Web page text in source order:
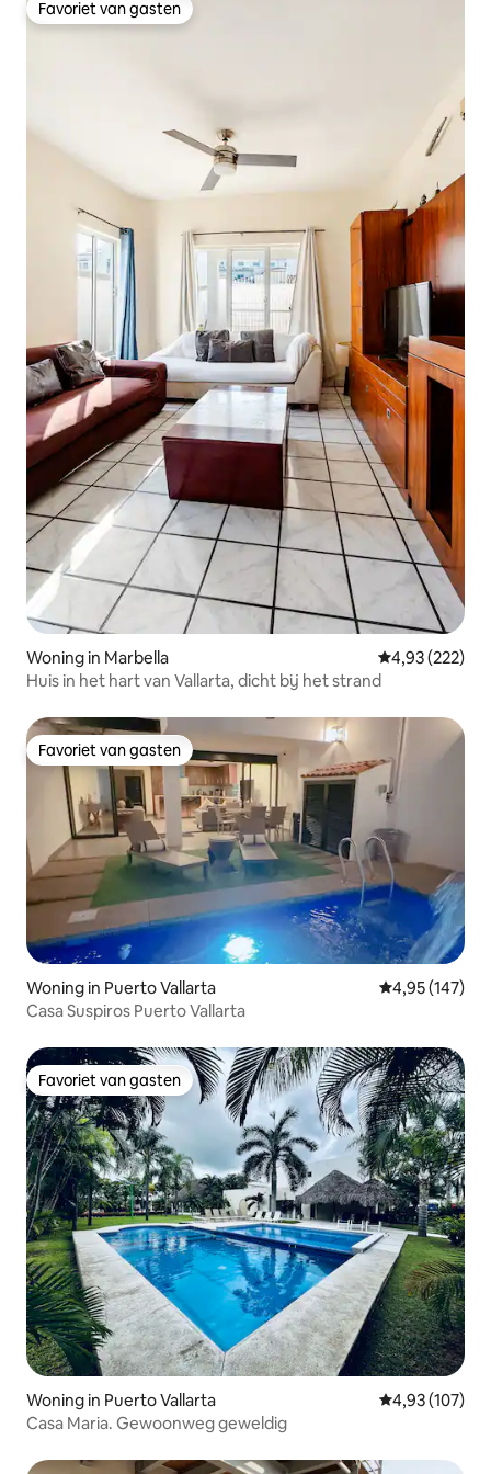
Favoriet van gasten
Favoriet van gasten
Woning in Marbella Gemiddelde
4,93 (222)
Huis in het hart van Vallarta, dicht bij het strand
Favoriet van gasten
Favoriet van gasten
Woning in Puerto Vallarta Gemiddelde
4,95 (147)
Casa Suspiros Puerto Vallarta
Favoriet van gasten
Favoriet van gasten
Woning in Puerto Vallarta Gemiddelde
4,93 (107)
Casa Maria. Gewoonweg geweldig